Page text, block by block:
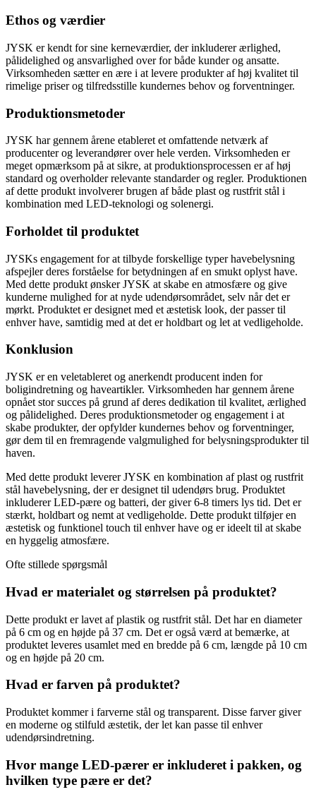
Ethos og værdier
JYSK er kendt for sine kerneværdier, der inkluderer ærlighed,
pålidelighed og ansvarlighed over for både kunder og ansatte.
Virksomheden sætter en ære i at levere produkter af høj kvalitet til
rimelige priser og tilfredsstille kundernes behov og forventninger.
Produktionsmetoder
JYSK har gennem årene etableret et omfattende netværk af
producenter og leverandører over hele verden. Virksomheden er
meget opmærksom på at sikre, at produktionsprocessen er af høj
standard og overholder relevante standarder og regler. Produktionen
af dette produkt involverer brugen af både plast og rustfrit stål i
kombination med LED-teknologi og solenergi.
Forholdet til produktet
JYSKs engagement for at tilbyde forskellige typer havebelysning
afspejler deres forståelse for betydningen af en smukt oplyst have.
Med dette produkt ønsker JYSK at skabe en atmosfære og give
kunderne mulighed for at nyde udendørsområdet, selv når det er
mørkt. Produktet er designet med et æstetisk look, der passer til
enhver have, samtidig med at det er holdbart og let at vedligeholde.
Konklusion
JYSK er en veletableret og anerkendt producent inden for
boligindretning og haveartikler. Virksomheden har gennem årene
opnået stor succes på grund af deres dedikation til kvalitet, ærlighed
og pålidelighed. Deres produktionsmetoder og engagement i at
skabe produkter, der opfylder kundernes behov og forventninger,
gør dem til en fremragende valgmulighed for belysningsprodukter til
haven.
Med dette produkt leverer JYSK en kombination af plast og rustfrit
stål havebelysning, der er designet til udendørs brug. Produktet
inkluderer LED-pære og batteri, der giver 6-8 timers lys tid. Det er
stærkt, holdbart og nemt at vedligeholde. Dette produkt tilføjer en
æstetisk og funktionel touch til enhver have og er ideelt til at skabe
en hyggelig atmosfære.
Ofte stillede spørgsmål
Hvad er materialet og størrelsen på produktet?
Dette produkt er lavet af plastik og rustfrit stål. Det har en diameter
på 6 cm og en højde på 37 cm. Det er også værd at bemærke, at
produktet leveres usamlet med en bredde på 6 cm, længde på 10 cm
og en højde på 20 cm.
Hvad er farven på produktet?
Produktet kommer i farverne stål og transparent. Disse farver giver
en moderne og stilfuld æstetik, der let kan passe til enhver
udendørsindretning.
Hvor mange LED-pærer er inkluderet i pakken, og
hvilken type pære er det?